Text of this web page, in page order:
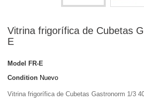
Vitrina frigorífica de Cubetas
E
Model
FR-E
Condition Nuevo
Vitrina frigorífica de Cubetas Gastronorm 1/3